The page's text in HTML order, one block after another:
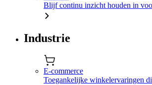
Blijf continu inzicht houden in
Industrie
E-commerce
Toegankelijke winkelervaringen